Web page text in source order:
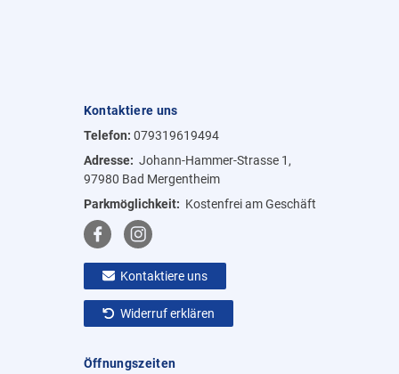
Kontaktiere uns
Telefon: 079319619494
Adresse: Johann-Hammer-Strasse 1,
97980 Bad Mergentheim
Parkmöglichkeit: Kostenfrei am Geschäft
Kontaktiere uns
Widerruf erklären
Öffnungszeiten